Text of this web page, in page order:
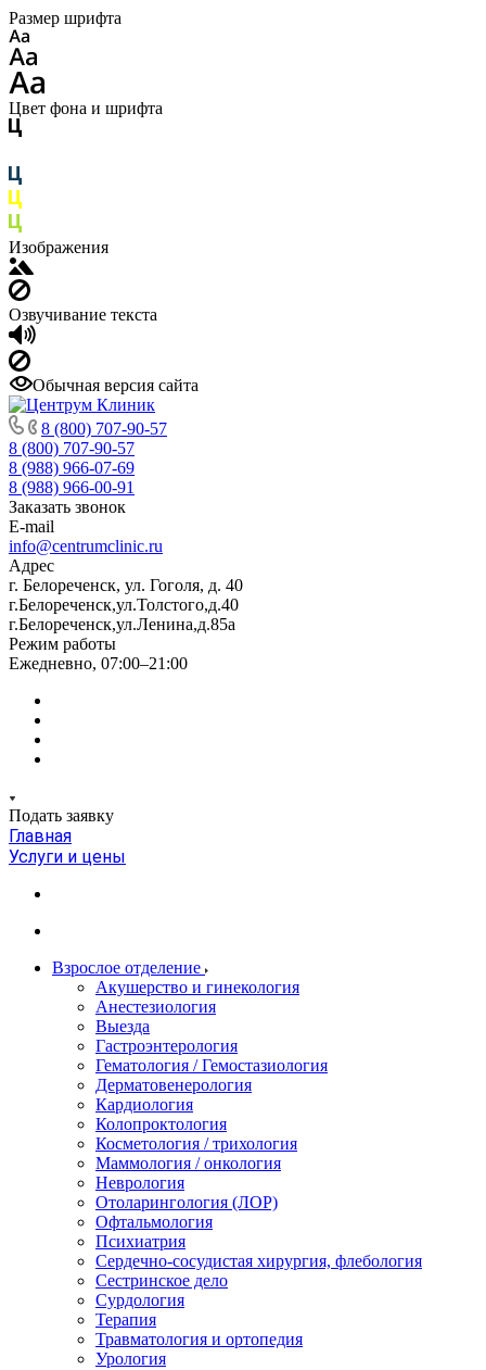
Размер шрифта
Цвет фона и шрифта
Изображения
Озвучивание текста
Обычная версия сайта
8 (800) 707-90-57
8 (800) 707-90-57
8 (988) 966-07-69
8 (988) 966-00-91
Заказать звонок
E-mail
info@centrumclinic.ru
Адрес
г. Белореченск, ул. Гоголя, д. 40
г.Белореченск,ул.Толстого,д.40
г.Белореченск,ул.Ленина,д.85а
Режим работы
Ежедневно, 07:00–21:00
Подать заявку
Главная
Услуги и цены
Взрослое отделение
Акушерство и гинекология
Анестезиология
Выезда
Гастроэнтерология
Гематология / Гемостазиология
Дерматовенерология
Кардиология
Колопроктология
Косметология / трихология
Маммология / онкология
Неврология
Отоларингология (ЛОР)
Офтальмология
Психиатрия
Сердечно-сосудистая хирургия, флебология
Сестринское дело
Сурдология
Терапия
Травматология и ортопедия
Урология